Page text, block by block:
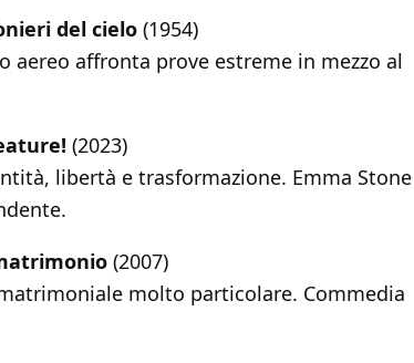
del cielo (1954)
aereo affronta prove estreme in mezzo al
(2023)
libertà e trasformazione. Emma Stone
(2007)
molto particolare. Commedia